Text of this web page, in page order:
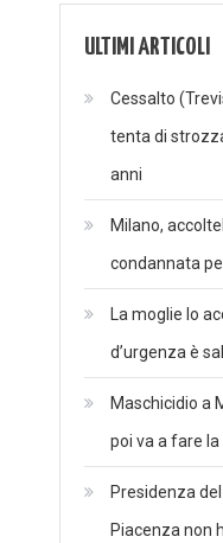
ULTIMI ARTICOLI
Cessalto
tenta di
anni
Milano,
condannata
La moglie lo
d’urgenza è
Maschicidio a
poi va a fare la
Presidenza
Piacenza non